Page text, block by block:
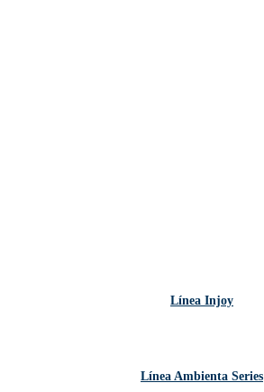
Línea Injoy
Línea Ambienta Series